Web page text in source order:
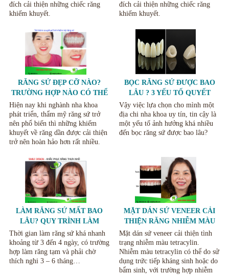
đích cải thiện những chiếc răng
khiếm khuyết.
đích cải thiện những chiếc răng
khiếm khuyết.
RĂNG SỨ ĐẸP CỠ NÀO?
TRƯỜNG HỢP NÀO CÓ THỂ
BỌC SỨ THẨM MỸ HIỆU
QUẢ.
Hiện nay khi nghành nha khoa
phát triển, thẩm mỹ răng sứ trở
nên phổ biến thì những khiếm
khuyết về răng dần được cải thiện
trở nên hoàn hảo hơn rất nhiều.
BỌC RĂNG SỨ ĐƯỢC BAO
LÂU ? 3 YẾU TỐ QUYẾT
ĐỊNH TUỔI THỌ RĂNG SỨ.
Vậy việc lựa chọn cho mình một
địa chi nha khoa uy tín, tin cậy là
một yếu tố ảnh hưởng khá nhiều
đến bọc răng sứ được bao lâu?
LÀM RĂNG SỨ MẤT BAO
LÂU? QUY TRÌNH LÀM
RĂNG SỨ.
Thời gian làm răng sứ khá nhanh
khoảng từ 3 đến 4 ngày, có trường
hợp làm răng tạm và phải chờ
thích nghi 3 – 6 tháng…
MẶT DÁN SỨ VENEER CẢI
THIỆN RĂNG NHIỄM MÀU
TETRACYCLIN
Mặt dán sứ veneer cải thiện tình
trạng nhiễm màu tetracylin.
Nhiễm màu tetracylin có thể do sử
dụng trức tiếp kháng sinh hoặc do
bẩm sinh, với trường hợp nhiễm